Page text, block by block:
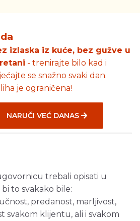
izlaska iz kuće, bez gužve u
- trenirajte bilo kad i
se snažno svaki dan.
je ograničena!
NARUČI VEĆ DANAS
trebali opisati u
to svakako bile:
predanost, marljivost,
svakom klijentu, ali i svakom